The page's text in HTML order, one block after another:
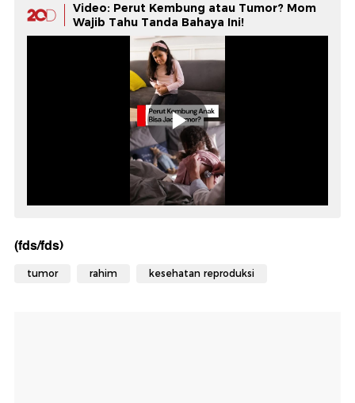
Video: Perut Kembung atau Tumor? Mom
Wajib Tahu Tanda Bahaya Ini!
(fds/fds)
tumor rahim kesehatan reproduksi